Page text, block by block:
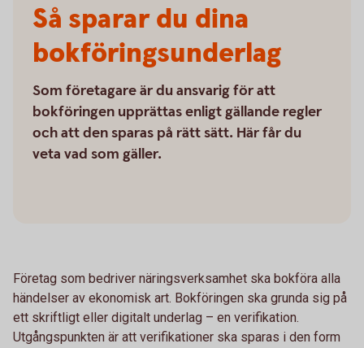
Så sparar du dina
bokföringsunderlag
Som företagare är du ansvarig för att
bokföringen upprättas enligt gällande regler
och att den sparas på rätt sätt. Här får du
veta vad som gäller.
Företag som bedriver näringsverksamhet ska bokföra alla
händelser av ekonomisk art. Bokföringen ska grunda sig på
ett skriftligt eller digitalt underlag – en verifikation.
Utgångspunkten är att verifikationer ska sparas i den form